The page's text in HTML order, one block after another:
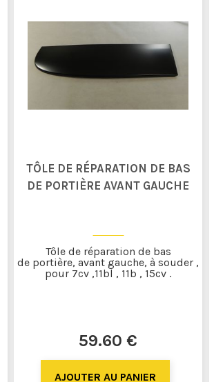
TÔLE DE RÉPARATION DE BAS
DE PORTIÈRE AVANT GAUCHE
59.60 €
Tôle de réparation de bas
de portière, avant gauche, à souder ,
pour 7cv ,11bl , 11b , 15cv .